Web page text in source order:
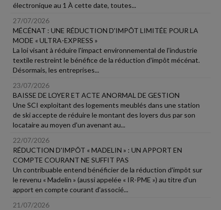
électronique au 1 À cette date, toutes...
27/07/2026
MÉCÉNAT : UNE RÉDUCTION D'IMPÔT LIMITÉE POUR LA
MODE « ULTRA-EXPRESS »
La loi visant à réduire l'impact environnemental de l'industrie
textile restreint le bénéfice de la réduction d'impôt mécénat.
Désormais, les entreprises...
23/07/2026
BAISSE DE LOYER ET ACTE ANORMAL DE GESTION
Une SCI exploitant des logements meublés dans une station
de ski accepte de réduire le montant des loyers dus par son
locataire au moyen d'un avenant au...
22/07/2026
RÉDUCTION D'IMPÔT « MADELIN » : UN APPORT EN
COMPTE COURANT NE SUFFIT PAS
Un contribuable entend bénéficier de la réduction d'impôt sur
le revenu « Madelin » (aussi appelée « IR-PME ») au titre d'un
apport en compte courant d'associé...
21/07/2026